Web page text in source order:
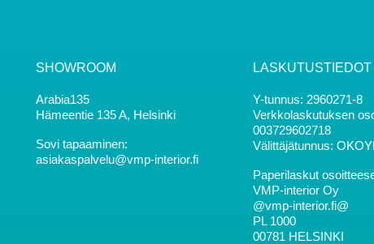
SHOWROOM
Arabia135
Hämeentie 135 A, Helsinki
Sovi tapaaminen:
asiakaspalvelu@vmp-interior.fi
LASKUTUSTIEDOT
Y-tunnus: 2960271-8
Verkkolaskutuksen
003729602718
Välittäjätunnus:
Paperilaskut
VMP-interior Oy
@vmp-interior.fi@
PL 1000
00781 HELSINKI